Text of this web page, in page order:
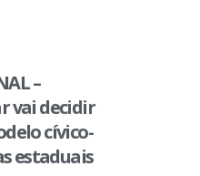
–
vai decidir
cívico-
estaduais